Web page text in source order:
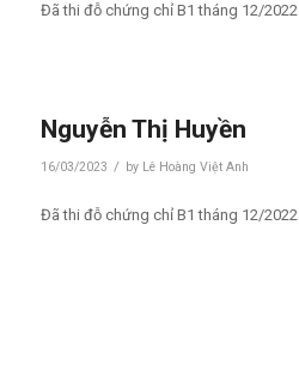
Đã thi đỗ chứng chỉ B1 tháng 12/2022
Nguyễn Thị Huyền
16/03/2023 / by Lê Hoàng Việt Anh
Đã thi đỗ chứng chỉ B1 tháng 12/2022